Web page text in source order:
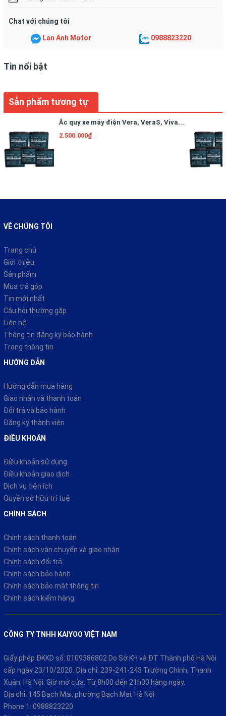
Chat với chúng tôi
Lan Anh Motor 0988823220
Tin nổi bật
Sản phẩm tương tự
Ắc quy xe máy điện Vera, VeraS, Viva...
2.500.000₫
VỀ CHÚNG TÔI
Trang chủ
Giới thiệu
Sản phẩm
Mua trả góp
Tin mới nhất
Câu hỏi thường gặp
Liên hệ
Thông tin đăng ký bảo hành
Trang thông tin
HƯỚNG DẪN
Hướng dẫn mua hàng
Giao nhận và thanh toán
Đổi trả và bảo hành
Đăng ký thành viên
ĐIỀU KHOÁN
Điều khoản sử dụng
Điều khoản giao dịch
Dịch vụ tiện ích
Quyền sở hữu trí tuệ
CHÍNH SÁCH
Chính sách thanh toán
Chính sách vận chuyển và giao nhận
Chính sách đổi trả
Chính sách bảo hành
Chính sách bảo mật thông tin
Chính sách kiểm hàng
CÔNG TY TNHH KAIYOO VIỆT NAM
Giấy phép ĐKKD số: 0109386802 Do Sở KH và ĐT Thành phố Hà Nội
cấp ngày 23/10/2020. Địa chỉ: 239-241-243 Trường Chinh, Thanh
Xuân, Hà Nội. Giờ mở cửa: Từ 8h00 đến 21h30 hàng ngày.
Địa chỉ: 145 Bạch Mai, phường Bạch Mai, Hà Nội
Phone 1: 0988823220